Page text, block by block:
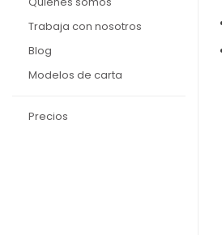
Trabaja con nosotros
Blog
Modelos de carta
Precios